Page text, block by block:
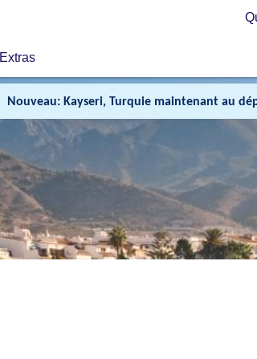
Extras
Nouveau: Kayseri, Turquie maintenant au